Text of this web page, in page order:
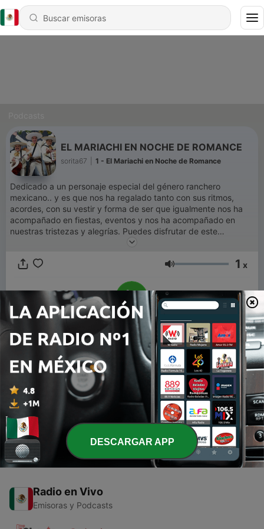
EL MARIACHI EN NOCHE DE ROMANCE
sorita67 1 - El Mariachi en Noche de Romance
Dedicado a un personaje especial del género ranchero
mexicano.. y es que nos ha regalado tanto con sus ritmos,
acordes, con su vestir y forma de ser que igualmente nos ha
acompañado en fiestas, eventos y nos ha acompañado en
nuestras tristezas y alegrías. Puedes disfrutar de este
programa y de música romántica en Soritaradio1.blogspot.com
La radio que es para tì The radio That is for you
Volumen 1 x
00:00
Episodios
- El Mariachi en Noche de Romance
Radio en Vivo
Emisoras y Podcasts
DESCARGAR APP